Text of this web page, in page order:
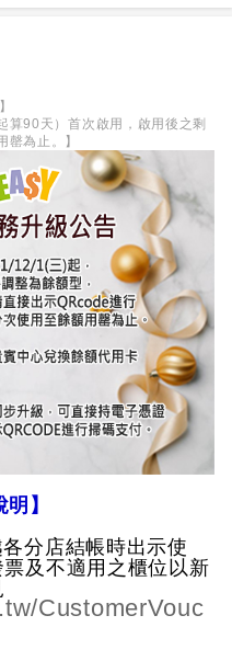
算90天）首次啟用，啟用後之剩
為止。】
】
分店結帳時出示使
及不適用之櫃位以新
CustomerVouc